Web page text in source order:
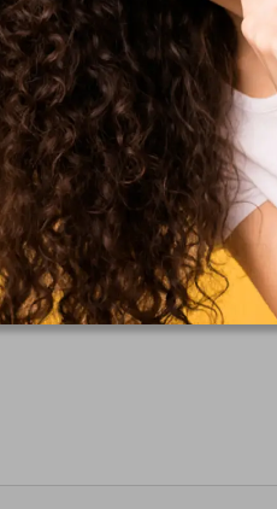
per misurare la